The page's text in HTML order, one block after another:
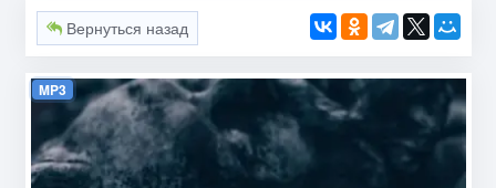
Вернуться назад
MP3